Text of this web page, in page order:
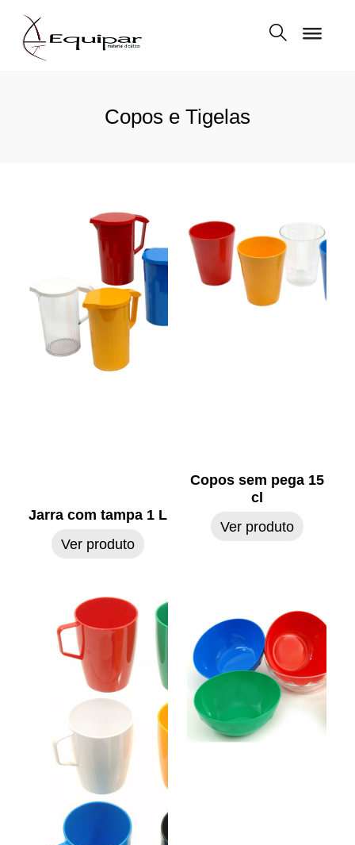
Copos e Tigelas
Jarra com tampa 1 L
Ver produto
Copos sem pega 15
cl
Ver produto